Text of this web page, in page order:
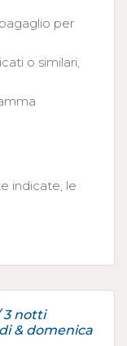
per
o similari,
indicate, le
3 notti
& domenica